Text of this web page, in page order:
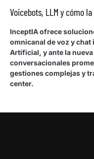
Voicebots, LLM y cómo
InceptIA ofrece
omnicanal de voz y
Artificial, y ante la
conversacionales
gestiones complejas y
center.